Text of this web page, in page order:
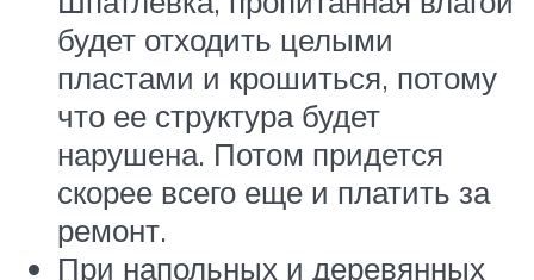
будет отходить целыми
пластами и крошиться, потому
что ее структура будет
нарушена. Потом придется
скорее всего еще и платить за
ремонт.
При напольных и деревянных